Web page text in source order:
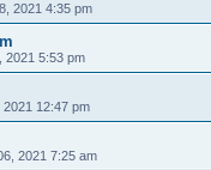
2021 4:35 pm
2021 5:53 pm
2021 12:47 pm
2021 7:25 am